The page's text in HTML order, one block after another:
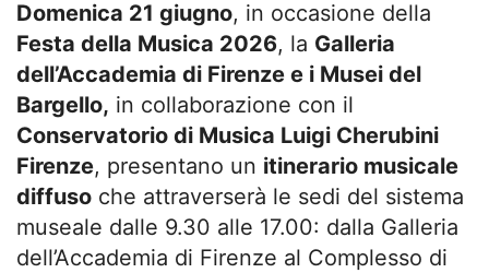
Domenica 21 giugno, in occasione della
Festa della Musica 2026, la Galleria
dell’Accademia di Firenze e i Musei del
Bargello, in collaborazione con il
Conservatorio di Musica Luigi Cherubini
Firenze, presentano un itinerario musicale
diffuso che attraverserà le sedi del sistema
museale dalle 9.30 alle 17.00: dalla Galleria
dell’Accademia di Firenze al Complesso di